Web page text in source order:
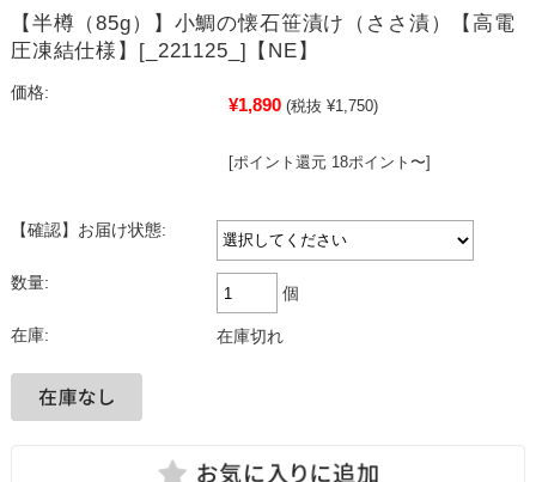
【半樽（85g）】小鯛の懐石笹漬け（ささ漬）【高電
圧凍結仕様】[_221125_]【NE】
価格:
¥1,890 (税抜 ¥1,750)
[ポイント還元 18ポイント〜]
【確認】お届け状態:
数量:
個
在庫: 在庫切れ